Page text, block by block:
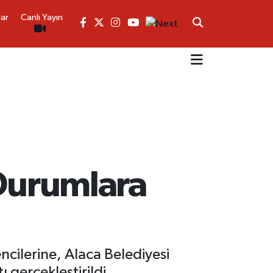
Canlı Yayın
Alaca Belediyesi